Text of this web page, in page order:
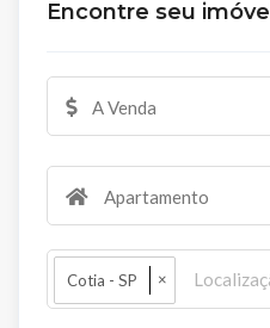
Encontre seu imóvel
A Venda
Apartamento
Cotia - SP ×